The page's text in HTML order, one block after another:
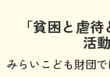
「貧困と虐
活
みらいこども財団